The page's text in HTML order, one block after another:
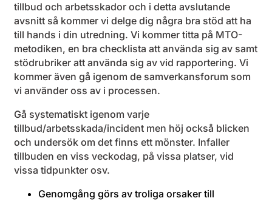
tillbud och arbetsskador och i detta avslutande
avsnitt så kommer vi delge dig några bra stöd att ha
till hands i din utredning. Vi kommer titta på MTO-
metodiken, en bra checklista att använda sig av samt
stödrubriker att använda sig av vid rapportering. Vi
kommer även gå igenom de samverkansforum som
vi använder oss av i processen.
Gå systematiskt igenom varje
tillbud/arbetsskada/incident men höj också blicken
och undersök om det finns ett mönster. Infaller
tillbuden en viss veckodag, på vissa platser, vid
vissa tidpunkter osv.
Genomgång görs av troliga orsaker till